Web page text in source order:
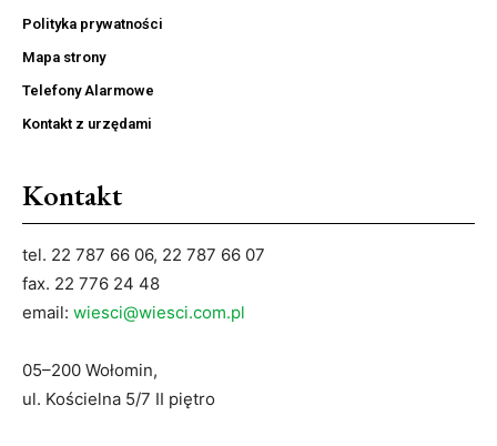
Polityka prywatności
Mapa strony
Telefony Alarmowe
Kontakt z urzędami
Kontakt
tel. 22 787 66 06, 22 787 66 07
fax. 22 776 24 48
email: wiesci@wiesci.com.pl
05–200 Wołomin,
ul. Kościelna 5/7 II piętro